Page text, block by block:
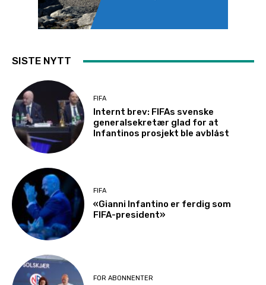
SISTE NYTT
FIFA
Internt brev: FIFAs svenske
generalsekretær glad for at
Infantinos prosjekt ble avblåst
FIFA
«Gianni Infantino er ferdig som
FIFA-president»
FOR ABONNENTER